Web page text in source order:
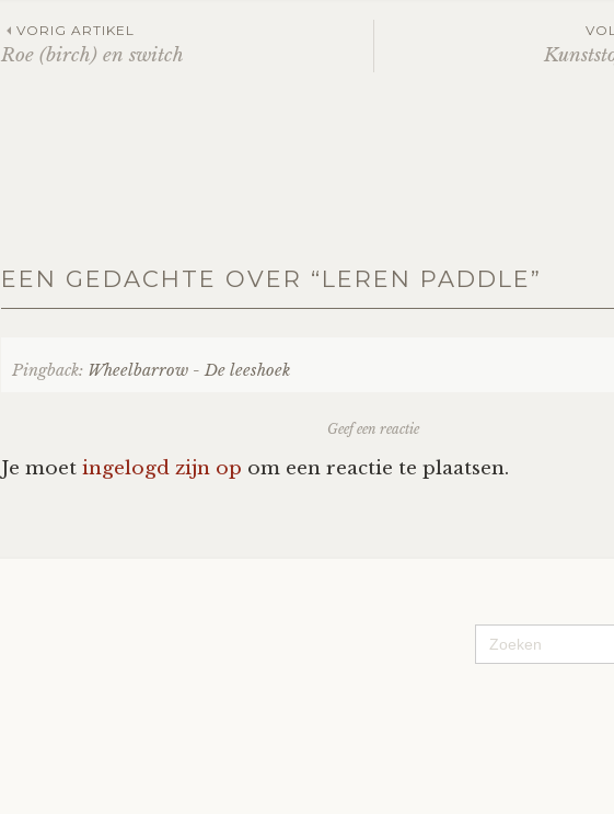
Post
VORIG ARTIKEL
Roe (birch) en switch
EEN GEDACHTE OVER “ LEREN PADDLE ”
Pingback: Wheelbarrow - De leeshoek
Geef een reactie
Je moet ingelogd zijn op om een reactie te plaatsen.
Zoek
naar: